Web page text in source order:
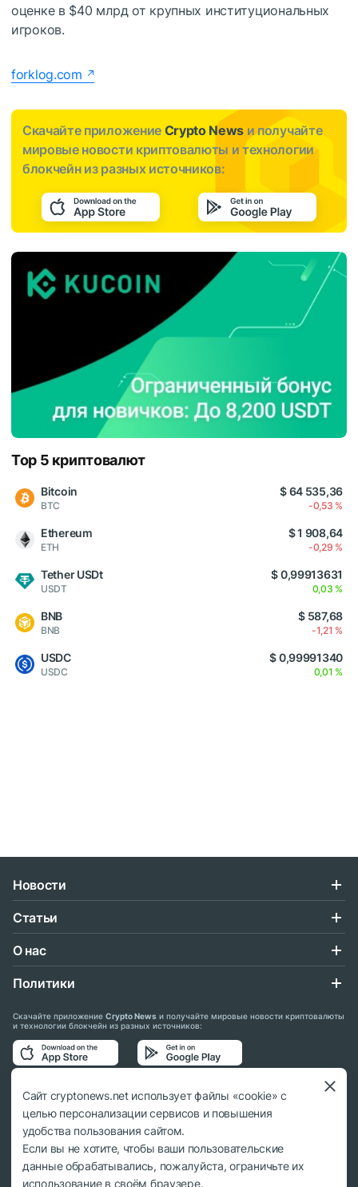
оценке в $40 млрд от крупных институциональных
игроков.
forklog.com
Скачайте приложение Crypto News и получайте
мировые новости криптовалюты и технологии
блокчейн из разных источников:
Top 5 криптовалют
Bitcoin
BTC
$ 64 535,36
-0,53 %
Ethereum
ETH
$ 1 908,64
-0,29 %
Tether USDt
USDT
$ 0,99913631
0,03 %
BNB
BNB
$ 587,68
-1,21 %
USDC
USDC
$ 0,99991340
0,01 %
Новости
Статьи
О нас
Политики
Скачайте приложение Crypto News и получайте мировые новости криптовалюты
и технологии блокчейн из разных источников:
Подписывайтесь на нас в социальных сетях:
© 2018 - 2026 Crypto News. При использовании материалов ссылка на
Сайт cryptonews.net использует файлы «cookie» с
целью персонализации сервисов и повышения
удобства пользования сайтом.
Если вы не хотите, чтобы ваши пользовательские
данные обрабатывались, пожалуйста, ограничьте их
использование в своём браузере.